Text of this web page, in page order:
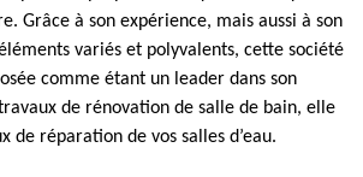
Grâce à son expérience, mais aussi à son
variés et polyvalents, cette société
comme étant un leader dans son
de rénovation de salle de bain, elle
de réparation de vos salles d’eau.